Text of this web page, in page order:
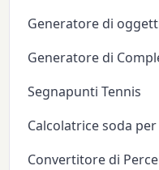
Generatore di
Generatore di
Segnapunti Tennis
Calcolatrice soda per
Convertitore di